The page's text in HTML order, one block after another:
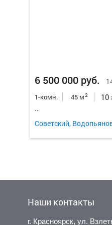
6 500 000 руб.
1-комн. 45 м2 10
..
Советский,
Наши контакты
г. Красноярск, ул.